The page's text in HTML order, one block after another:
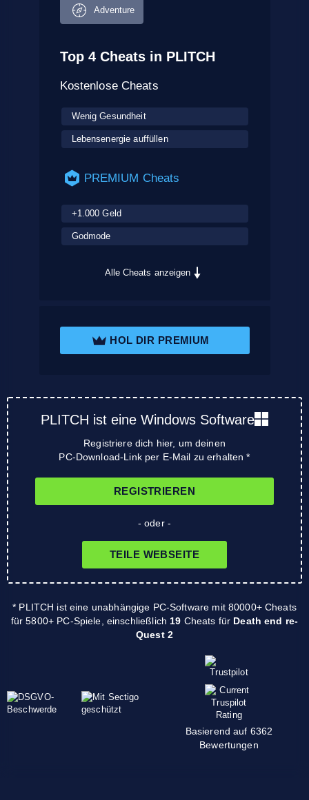
Adventure
Top 4 Cheats in PLITCH
Kostenlose Cheats
Wenig Gesundheit
Lebensenergie auffüllen
PREMIUM Cheats
+1.000 Geld
Godmode
Alle Cheats anzeigen
HOL DIR PREMIUM
PLITCH ist eine Windows Software
Registriere dich hier, um deinen
PC-Download-Link per E-Mail zu erhalten *
REGISTRIEREN
- oder -
TEILE WEBSEITE
* PLITCH ist eine unabhängige PC-Software mit 80000+ Cheats
für 5800+ PC-Spiele, einschließlich 19 Cheats für Death end re-
Quest 2
Basierend auf 6362
Bewertungen